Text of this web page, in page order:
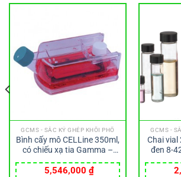
GCMS - SẮC KÝ GHÉP KHỐI PHỔ
Bình cấy mô CELLine 350ml,
có chiếu xạ tia Gamma –
5,546,000 ₫
GCMS -
Chai vial
đen 8-